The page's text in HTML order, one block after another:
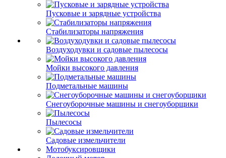
Пусковые и зарядные устройства
Стабилизаторы напряжения
Воздуходувки и садовые пылесосы
Мойки высокого давления
Подметальные машины
Снегоуборочные машины и снегоуборщики
Пылесосы
Садовые измельчители
Мотобуксировщики